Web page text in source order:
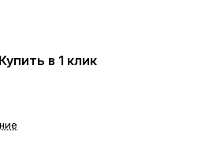
Купить в 1 клик